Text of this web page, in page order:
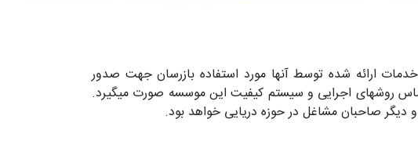
ارائه شده توسط آن­ها مورد استفاده بازرسان جهت صدور
اساس روش­های اجرایی و سیستم کیفیت این موسسه صورت می­گیرد.
صاحبان مشاغل در حوزه دریایی خواهد بود.